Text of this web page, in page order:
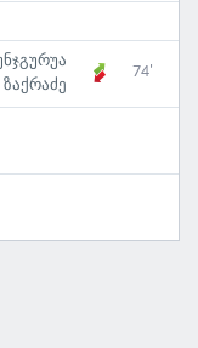
ზაქრაძე
74'